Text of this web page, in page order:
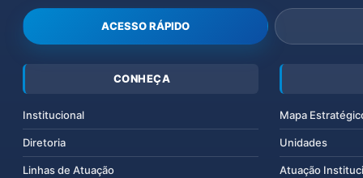
ACESSO RÁPIDO
CONHEÇA
Institucional
Diretoria
Linhas de Atuação
Mapa
Unidades
Atuação